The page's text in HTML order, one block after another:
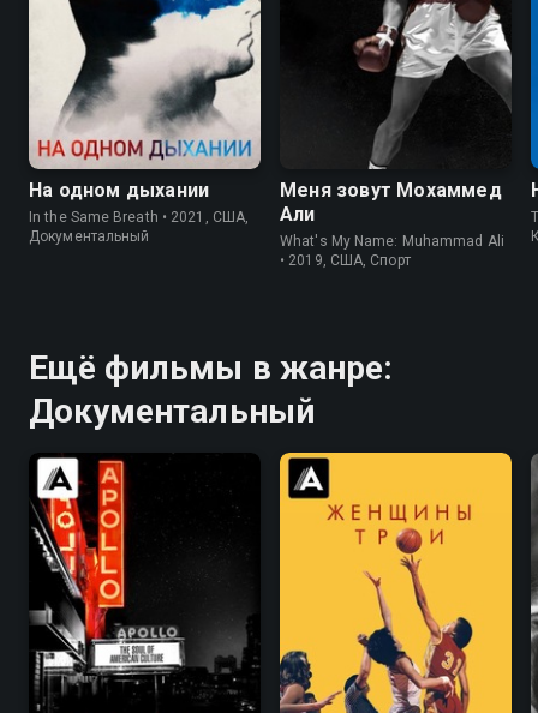
7.2 7.5
На одном дыхании
In the Same Breath • 2021, США,
Документальный
Меня зовут Мохаммед
Али
What's My Name: Muhammad Ali
• 2019, США, Спорт
Ещё фильмы в жанре:
Документальный